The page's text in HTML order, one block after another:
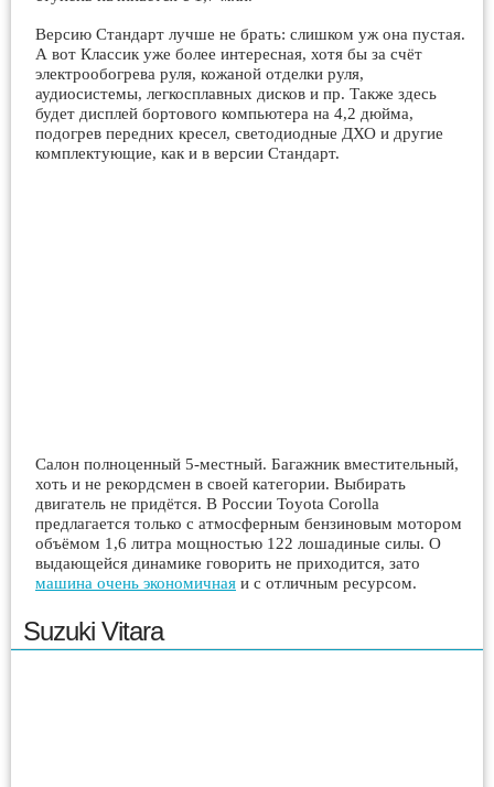
Версию Стандарт лучше не брать: слишком уж она пустая.
А вот Классик уже более интересная, хотя бы за счёт
электрообогрева руля, кожаной отделки руля,
аудиосистемы, легкосплавных дисков и пр. Также здесь
будет дисплей бортового компьютера на 4,2 дюйма,
подогрев передних кресел, светодиодные ДХО и другие
комплектующие, как и в версии Стандарт.
Салон полноценный 5-местный. Багажник вместительный,
хоть и не рекордсмен в своей категории. Выбирать
двигатель не придётся. В России Toyota Corolla
предлагается только с атмосферным бензиновым мотором
объёмом 1,6 литра мощностью 122 лошадиные силы. О
выдающейся динамике говорить не приходится, зато
машина очень экономичная и с отличным ресурсом.
Suzuki Vitara